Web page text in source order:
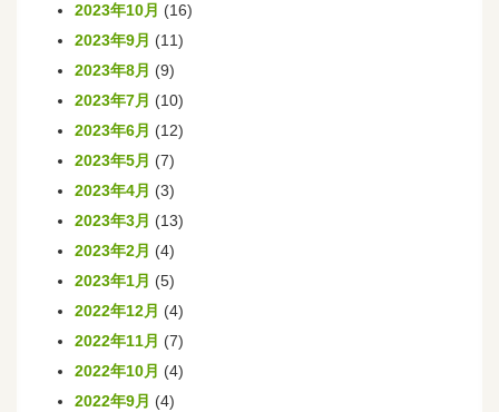
2023年10月 (16)
2023年9月 (11)
2023年8月 (9)
2023年7月 (10)
2023年6月 (12)
2023年5月 (7)
2023年4月 (3)
2023年3月 (13)
2023年2月 (4)
2023年1月 (5)
2022年12月 (4)
2022年11月 (7)
2022年10月 (4)
2022年9月 (4)